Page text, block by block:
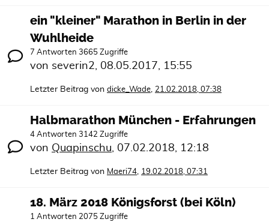
ein "kleiner" Marathon in Berlin in der
Wuhlheide
7 Antworten 3665 Zugriffe
von severin2, 08.05.2017, 15:55
Letzter Beitrag von dicke_Wade, 21.02.2018, 07:38
Halbmarathon München - Erfahrungen
4 Antworten 3142 Zugriffe
von Quapinschu, 07.02.2018, 12:18
Letzter Beitrag von Maeri74, 19.02.2018, 07:31
18. März 2018 Königsforst (bei Köln)
1 Antworten 2075 Zugriffe